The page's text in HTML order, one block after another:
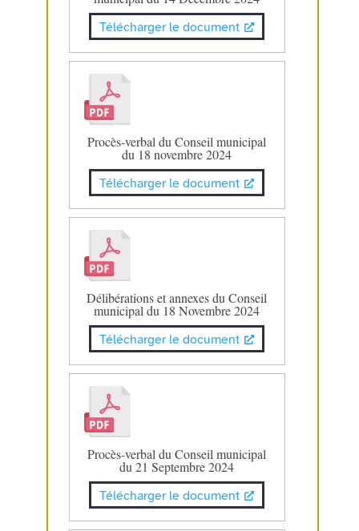
Télécharger le document
Procès-verbal du Conseil municipal
du 18 novembre 2024
Télécharger le document
Délibérations et annexes du Conseil
municipal du 18 Novembre 2024
Télécharger le document
Procès-verbal du Conseil municipal
du 21 Septembre 2024
Télécharger le document